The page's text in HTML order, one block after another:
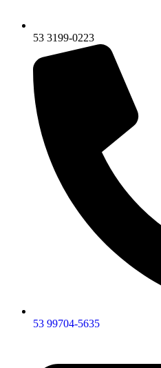
53 3199-0223
53 99704-5635